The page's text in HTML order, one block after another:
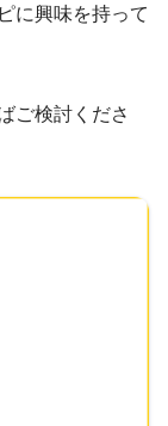
に興味を持って
ご検討くださ